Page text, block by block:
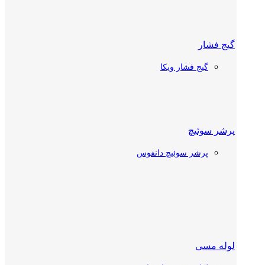
چک ولو
گیج فشار
گیج فشار ویکا
پرشر سوئیچ
پرشر سوئیچ دانفوس
لوله مسی